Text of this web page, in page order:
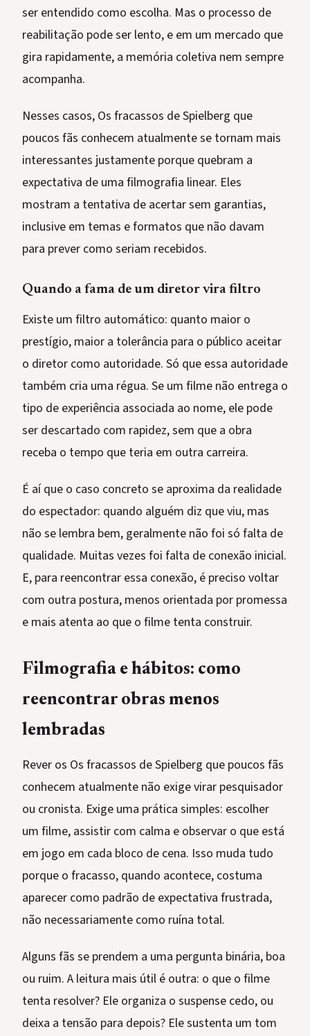
ser entendido como escolha. Mas o processo de
reabilitação pode ser lento, e em um mercado que
gira rapidamente, a memória coletiva nem sempre
acompanha.
Nesses casos, Os fracassos de Spielberg que
poucos fãs conhecem atualmente se tornam mais
interessantes justamente porque quebram a
expectativa de uma filmografia linear. Eles
mostram a tentativa de acertar sem garantias,
inclusive em temas e formatos que não davam
para prever como seriam recebidos.
Quando a fama de um diretor vira filtro
Existe um filtro automático: quanto maior o
prestígio, maior a tolerância para o público aceitar
o diretor como autoridade. Só que essa autoridade
também cria uma régua. Se um filme não entrega o
tipo de experiência associada ao nome, ele pode
ser descartado com rapidez, sem que a obra
receba o tempo que teria em outra carreira.
É aí que o caso concreto se aproxima da realidade
do espectador: quando alguém diz que viu, mas
não se lembra bem, geralmente não foi só falta de
qualidade. Muitas vezes foi falta de conexão inicial.
E, para reencontrar essa conexão, é preciso voltar
com outra postura, menos orientada por promessa
e mais atenta ao que o filme tenta construir.
Filmografia e hábitos: como
reencontrar obras menos
lembradas
Rever os Os fracassos de Spielberg que poucos fãs
conhecem atualmente não exige virar pesquisador
ou cronista. Exige uma prática simples: escolher
um filme, assistir com calma e observar o que está
em jogo em cada bloco de cena. Isso muda tudo
porque o fracasso, quando acontece, costuma
aparecer como padrão de expectativa frustrada,
não necessariamente como ruína total.
Alguns fãs se prendem a uma pergunta binária, boa
ou ruim. A leitura mais útil é outra: o que o filme
tenta resolver? Ele organiza o suspense cedo, ou
deixa a tensão para depois? Ele sustenta um tom